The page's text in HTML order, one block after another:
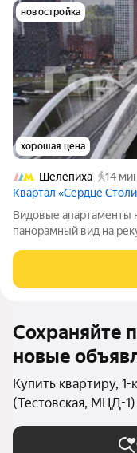
новостройка
хорошая цена
Шелепиха
14
Квартал «Сердце
Видовые апартаменты
панорамный вид на
реализовать свои
пространство по
Сохраняйте
новые
Купить квартиру,
(Тестовская, МЦД-